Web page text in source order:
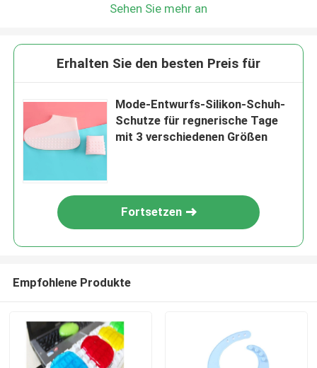
Sehen Sie mehr an
Erhalten Sie den besten Preis für
Mode-Entwurfs-Silikon-Schuh-
Schutze für regnerische Tage
mit 3 verschiedenen Größen
Fortsetzen
Empfohlene Produkte